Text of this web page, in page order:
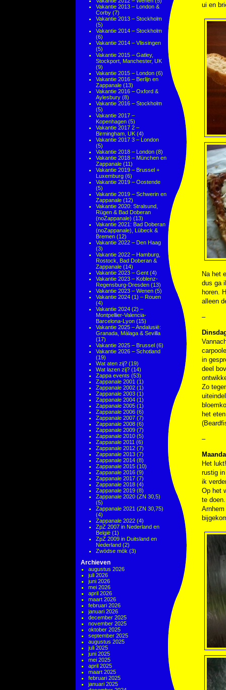
Vakantie 2013 – London &
Corby (7)
Vakantie 2013 – Stockholm
(5)
Vakantie 2014 – Stockholm
(6)
Vakantie 2014 – Vlissingen
(5)
Vakantie 2015 – Gatley,
Stockport, Manchester, UK
(9)
Vakantie 2015 – London (6)
Vakantie 2016 – Berlijn en
Zappanale (13)
Vakantie 2016 – Oxford &
Aylesbury (8)
Vakantie 2016 – Stockholm
(5)
Vakantie 2017 –
Kopenhagen (5)
Vakantie 2017 2 –
Birmingham, UK (4)
Vakantie 2017 3 – London
(5)
Vakantie 2018 – London (8)
Vakantie 2018 – München en
Zappanale (11)
Vakantie 2019 – Brussel +
Luxemburg (6)
Vakantie 2019 – Oostende
(5)
Vakantie 2019 – Schwerin en
Zappanale (12)
Vakantie 2020: Stralsund,
Rügen & Bad Doberan
(noZappanale) (13)
Vakantie 2021: Bad Doberan
(noZappanale), Lübeck &
Bremen (12)
Vakantie 2022 – Den Haag
(3)
Vakantie 2022 – Hamburg,
Rostock, Bad Doberan &
Zappanale (14)
Vakantie 2023 – Gent (4)
Vakantie 2023 – Koblenz-
Regensburg-Dresden (13)
Vakantie 2023 – Wenen (5)
Vakantie 2024 (1) – Rouen
(4)
Vakantie 2024 (2) –
Montpellier-Valencia-
Barcelona-Lyon (15)
Vakantie 2025 – Andalusië:
Granada, Málaga & Sevilla
(17)
Vakantie 2025 – Brussel (6)
Vakantie 2026 – Schotland
(19)
Wat aten zij? (19)
Wat lazen zij? (14)
Zappa events (53)
Zappanale 2001 (1)
Zappanale 2002 (1)
Zappanale 2003 (1)
Zappanale 2004 (1)
Zappanale 2005 (1)
Zappanale 2006 (6)
Zappanale 2007 (7)
Zappanale 2008 (6)
Zappanale 2009 (7)
Zappanale 2010 (5)
Zappanale 2011 (6)
Zappanale 2012 (7)
Zappanale 2013 (7)
Zappanale 2014 (8)
Zappanale 2015 (10)
Zappanale 2016 (9)
Zappanale 2017 (7)
Zappanale 2018 (4)
Zappanale 2019 (8)
Zappanale 2020 (ZN 30,5)
(5)
Zappanale 2021 (ZN 30,75)
(4)
Zappanale 2022 (4)
ZpZ 2007 in Nederland en
België (1)
ZpZ 2009 in Duitsland en
Nederland (2)
Zwödse mök (3)
Archieven
augustus 2026
juli 2026
juni 2026
mei 2026
april 2026
maart 2026
februari 2026
januari 2026
december 2025
november 2025
oktober 2025
september 2025
augustus 2025
juli 2025
juni 2025
mei 2025
april 2025
maart 2025
februari 2025
januari 2025
ui en
Na het
dus ga
horen.
alleen
–
in
deel
Zo
het
–
Het
rustig
ik
Op het
te